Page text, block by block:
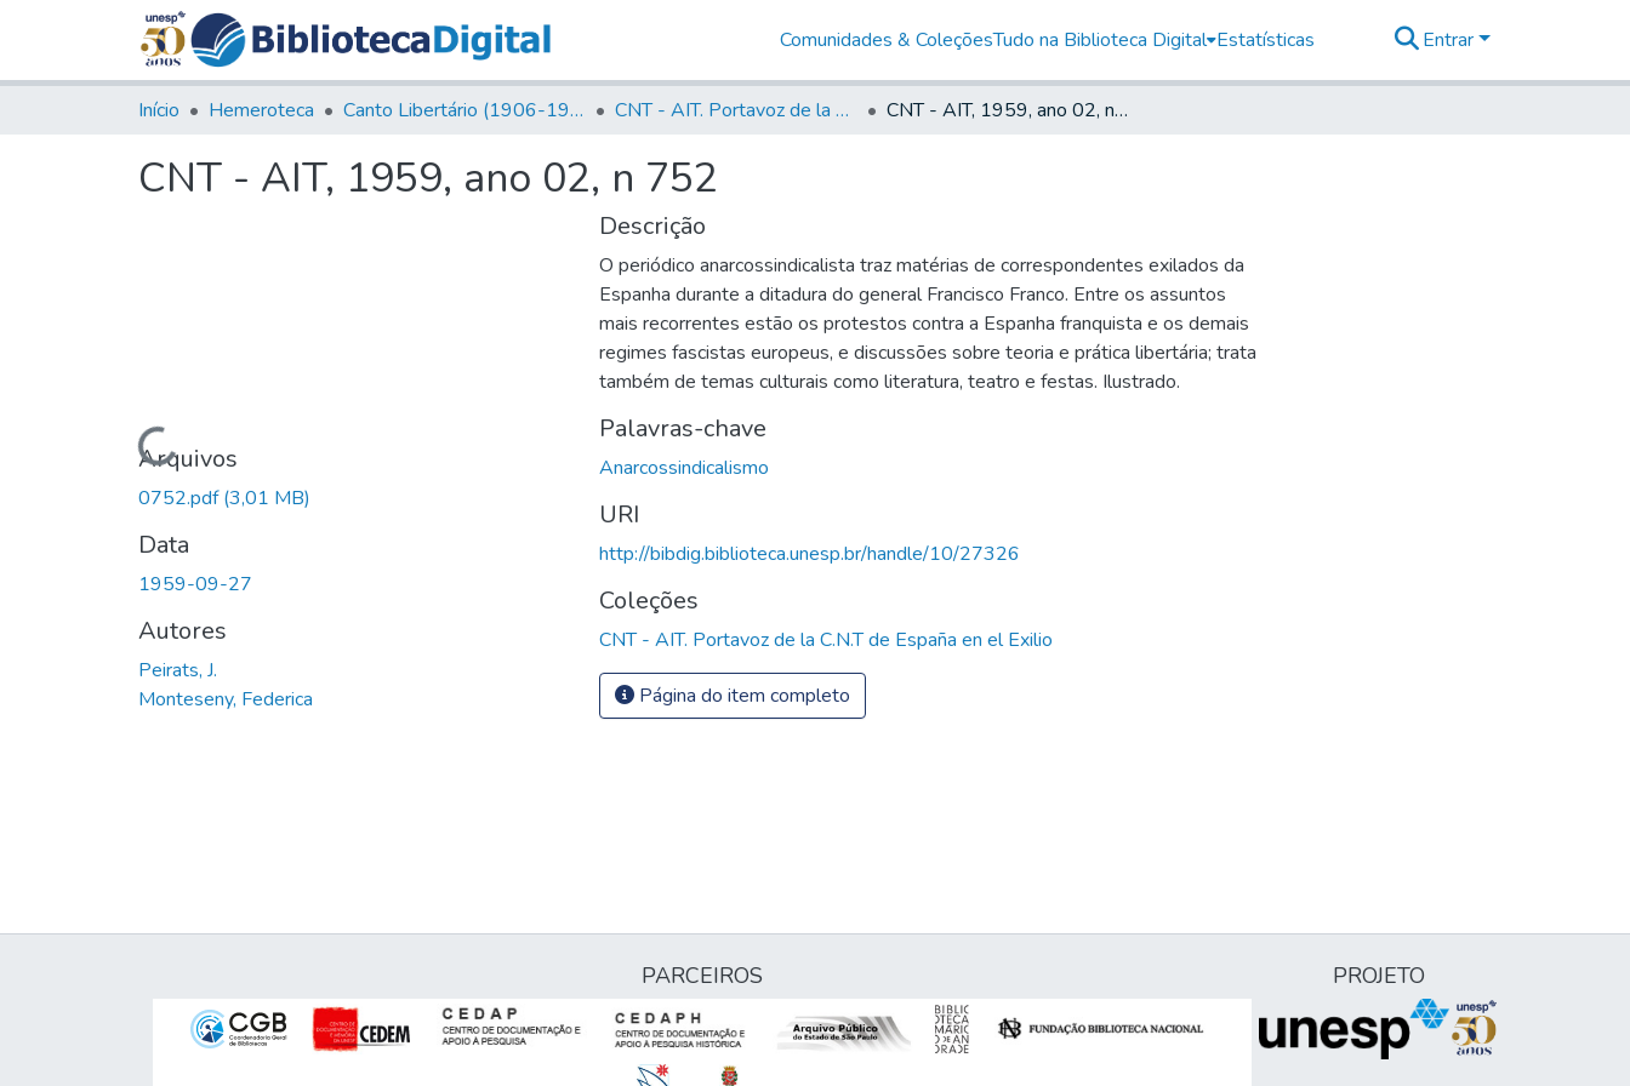
Comunidades & ColeçõesTudo na Biblioteca Digital Estatísticas Entrar
Início Hemeroteca Canto Libertário (1906-1995) CNT - AIT. Portavoz de la C.N.T de España en el Exilio CNT - AIT, 1959, ano 02, n 752
CNT - AIT, 1959, ano 02, n 752
Carregando...
Arquivos
0752.pdf(3,01 MB)
Data
1959-09-27
Autores
Peirats, J.
Monteseny, Federica
Descrição
O periódico anarcossindicalista traz matérias de correspondentes exilados da
Espanha durante a ditadura do general Francisco Franco. Entre os assuntos
mais recorrentes estão os protestos contra a Espanha franquista e os demais
regimes fascistas europeus, e discussões sobre teoria e prática libertária; trata
também de temas culturais como literatura, teatro e festas. Ilustrado.
Palavras-chave
Anarcossindicalismo
URI
http://bibdig.biblioteca.unesp.br/handle/10/27326
Coleções
CNT - AIT. Portavoz de la C.N.T de España en el Exilio
Página do item completo
PARCEIROS PROJETO